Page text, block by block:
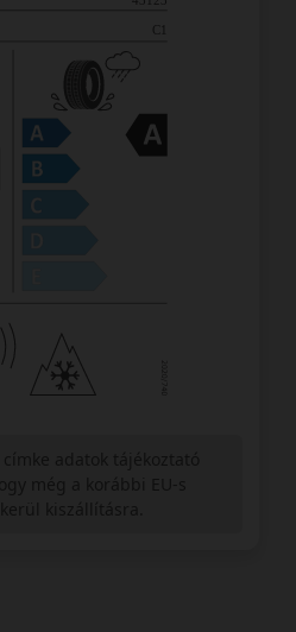
adatok tájékoztató